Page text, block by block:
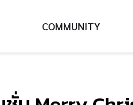
COMMUNITY